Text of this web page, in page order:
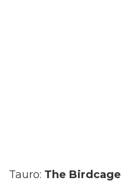
Tauro: The Birdcage